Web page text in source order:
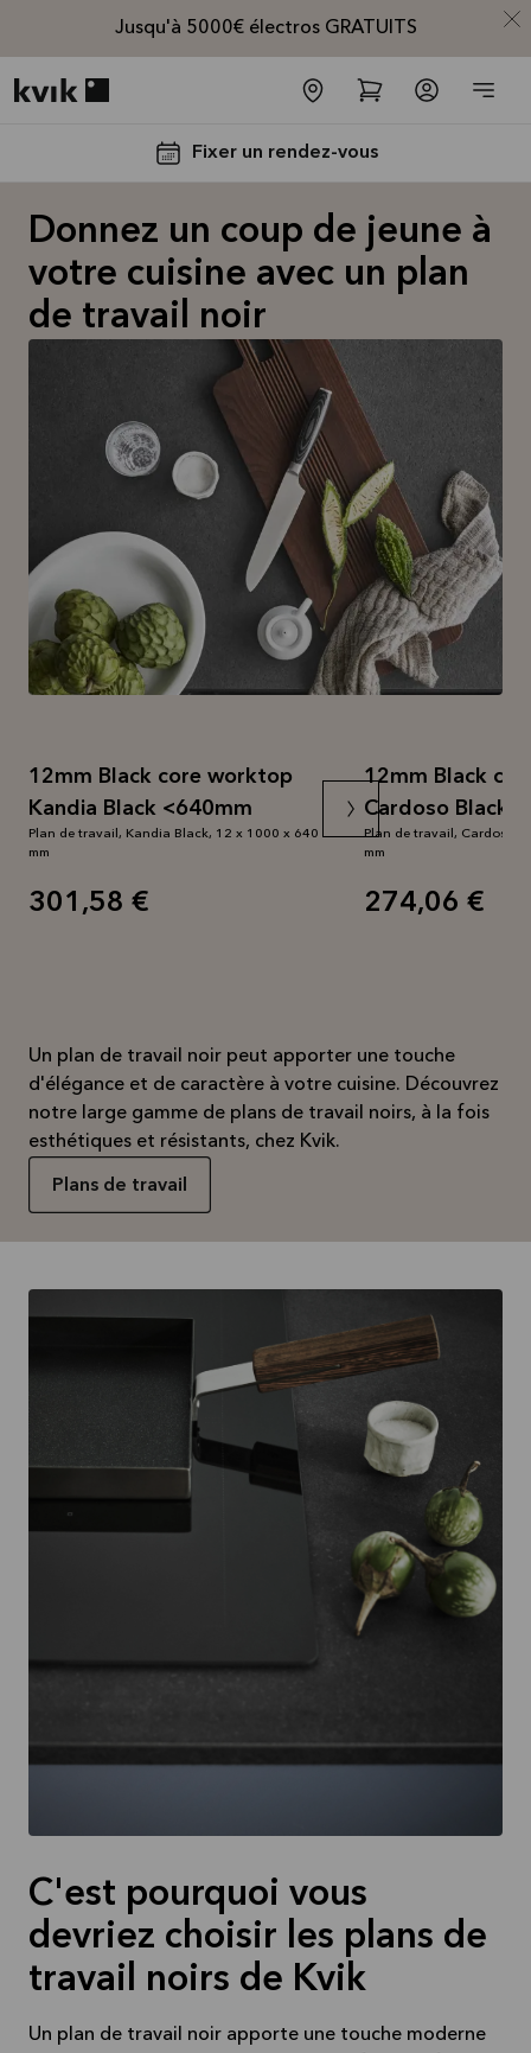
Jusqu'à 5000€ électros GRATUITS
Fixer un rendez-vous
Jusqu'à
5000€
d'appareils
électros
GRATUITS*
Lire la
suite
Donnez un coup de jeune à
votre cuisine avec un plan
de travail noir
Un plan de travail noir peut apporter une touche
d'élégance et de caractère à votre cuisine. Découvrez
notre large gamme de plans de travail noirs, à la fois
esthétiques et résistants, chez Kvik.
Plans de travail
12mm Black core worktop
Kandia Black <640mm
Plan de travail, Kandia Black, 12 x 1000 x 640
mm
301,58 €
12mm Black
Cardoso Black
Plan de travail, Cardoso
mm
274,06 €
C'est pourquoi vous
devriez choisir les plans de
travail noirs de Kvik
Un plan de travail noir apporte une touche moderne